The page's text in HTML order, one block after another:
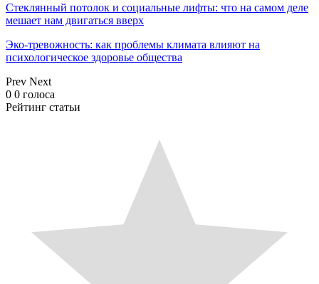
Стеклянный потолок и социальные лифты: что на самом деле
мешает нам двигаться вверх
Эко-тревожность: как проблемы климата влияют на
психологическое здоровье общества
Prev Next
0 0 голоса
Рейтинг статьи